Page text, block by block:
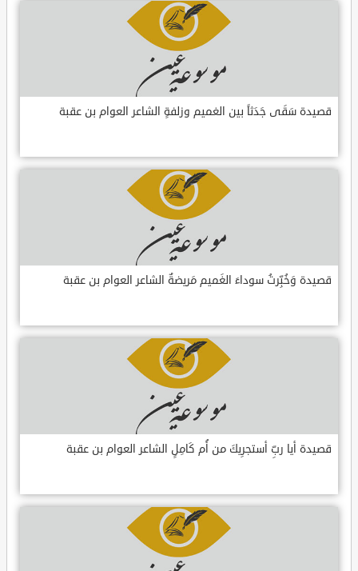
قصيدة سَقَى جَدَثاً بين الغميم وزلفةٍ الشاعر العوام بن عقبة
قصيدة وَخُبِّرتُ سوداءَ الغَميم مَريضةٌ الشاعر العوام بن عقبة
قصيدة أيا ربِّ أستجرِيكَ من أُم كَامِلٍ الشاعر العوام بن عقبة